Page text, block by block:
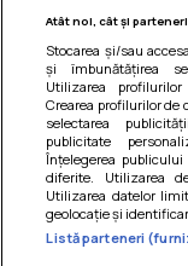
Termeni si
Atât noi, cât și
Stocarea și/sau
și îmbunătățirea
Utilizarea
Crearea profilurilor
selectarea
publicitate
Înțelegerea
diferite. Utilizarea
Utilizarea datelor
geolocație și
Listă parteneri